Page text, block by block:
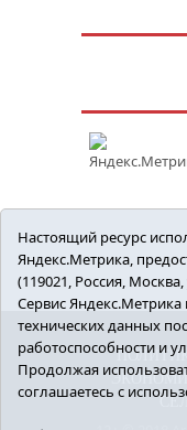
Настоящий ресурс
Яндекс.Метрика,
(119021, Россия,
Сервис
технических данных
работоспособности и
Продолжая
соглашаетесь с